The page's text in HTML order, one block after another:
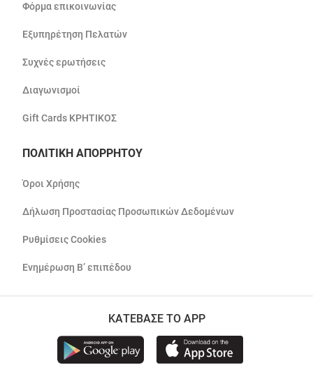
Φόρμα επικοινωνίας
Εξυπηρέτηση Πελατών
Συχνές ερωτήσεις
Διαγωνισμοί
Gift Cards ΚΡΗΤΙΚΟΣ
ΠΟΛΙΤΙΚΗ ΑΠΟΡΡΗΤΟΥ
Όροι Χρήσης
Δήλωση Προστασίας Προσωπικών Δεδομένων
Ρυθμίσεις Cookies
Ενημέρωση Β’ επιπέδου
ΚΑΤΕΒΑΣΕ ΤΟ APP